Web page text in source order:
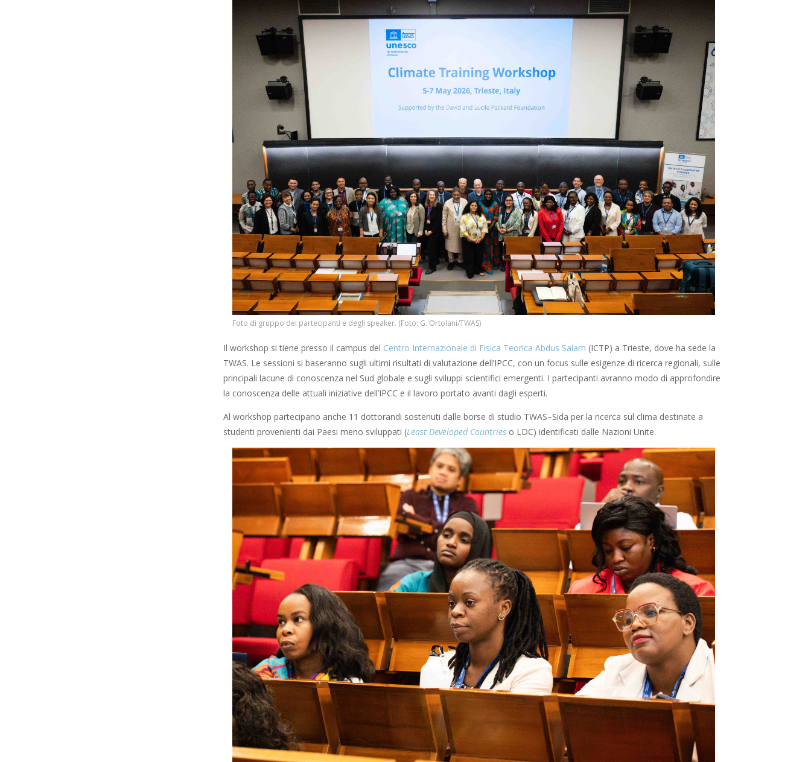
Foto di gruppo dei partecipanti e degli speaker. (Foto: G. Ortolani/TWAS)
Il workshop si tiene presso il campus del Centro Internazionale di Fisica Teorica Abdus Salam (ICTP) a Trieste, dove ha sede la
TWAS. Le sessioni si baseranno sugli ultimi risultati di valutazione dell’IPCC, con un focus sulle esigenze di ricerca regionali, sulle
principali lacune di conoscenza nel Sud globale e sugli sviluppi scientifici emergenti. I partecipanti avranno modo di approfondire
la conoscenza delle attuali iniziative dell’IPCC e il lavoro portato avanti dagli esperti.
Al workshop partecipano anche 11 dottorandi sostenuti dalle borse di studio TWAS–Sida per la ricerca sul clima destinate a
studenti provenienti dai Paesi meno sviluppati (Least Developed Countries o LDC) identificati dalle Nazioni Unite.